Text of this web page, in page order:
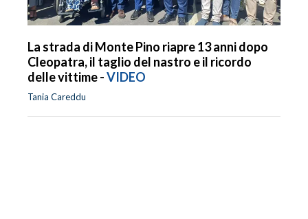
La strada di Monte Pino riapre 13 anni dopo
Cleopatra, il taglio del nastro e il ricordo
delle vittime -VIDEO
Tania Careddu